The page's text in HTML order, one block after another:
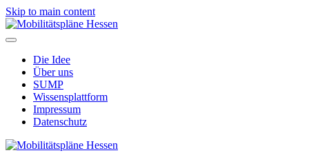
Skip to main content
Die Idee
Über uns
SUMP
Wissensplattform
Impressum
Datenschutz